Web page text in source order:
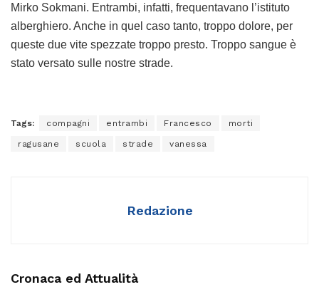
Mirko Sokmani. Entrambi, infatti, frequentavano l’istituto
alberghiero. Anche in quel caso tanto, troppo dolore, per
queste due vite spezzate troppo presto. Troppo sangue è
stato versato sulle nostre strade.
Tags: compagni entrambi Francesco morti
ragusane scuola strade vanessa
Redazione
Cronaca ed Attualità